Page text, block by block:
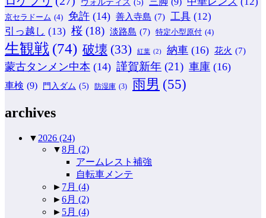
ヴォルティス (5)
京セラドーム (4) 免許 (14) 善入寺島 (7) 工具 (12)
引っ越し (13) 桜 (18) 淡路島 (7) 特定小型原付 (4)
生観戦 (74) 破壊 (33) 紅葉 (2) 納車 (16) 花火 (7)
蒙古タンメン中本 (14) 謹賀新年 (21) 車庫 (16)
車検 (9) 門入ダム (5) 防湿庫 (3) 雨男 (55)
archives
▼ 2026 (24)
▼8月 (2)
アームレスト補強
自転車メンテ
► 7月 (4)
►6月 (2)
► 5月 (4)